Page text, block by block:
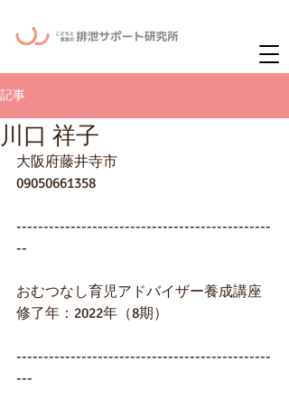
記事
川口 祥子
大阪府藤井寺市
09050661358
-----------------------------------------------
--
おむつなし育児アドバイザー養成講座
修了年：2022年（8期）
-----------------------------------------------
---